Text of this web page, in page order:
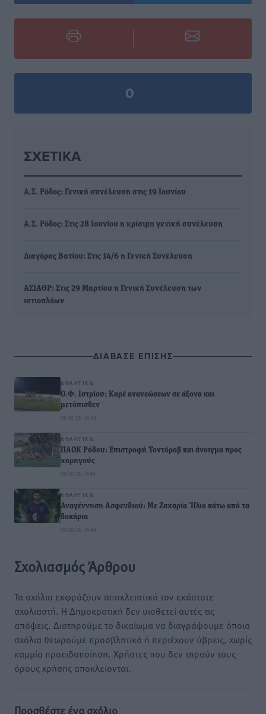
0
ΣΧΕΤΙΚΆ
Α.Σ. Ρόδος: Γενική συνέλευση στις 19 Ιουνίου
Α.Σ. Ρόδος: Στις 28 Ιουνίου η κρίσιμη γενική συνέλευση
Διαγόρας Βατίου: Στις 14/6 η Γενική Συνέλευση
ΑΣΙΑΘΡ: Στις 29 Μαρτίου η Γενική Συνέλευση των
ιστιοπλόων
ΔΙΑΒΑΣΕ ΕΠΙΣΗΣ
ΑΘΛΗΤΙΚΆ
Ο.Φ. Ιστρίου: Καρέ ανανεώσεων σε άξονα και
μετόπισθεν
05.08.26 · 18:34
ΑΘΛΗΤΙΚΆ
ΠΑΟΚ Ρόδου: Επιστροφή Τοντόροβ και άνοιγμα προς
χορηγούς
05.08.26 · 17:44
ΑΘΛΗΤΙΚΆ
Αναγέννηση Ασφενδιού: Με Ζαχαρία Ήλιο κάτω από τα
δοκάρια
05.08.26 · 16:44
Σχολιασμός Άρθρου
Τα σχόλια εκφράζουν αποκλειστικά τον εκάστοτε
σχολιαστή. Η Δημοκρατική δεν υιοθετεί αυτές τις
απόψεις. Διατηρούμε το δικαίωμα να διαγράψουμε όποια
σχόλια θεωρούμε προσβλητικά ή περιέχουν ύβρεις, χωρίς
καμμία προειδοποίηση. Χρήστες που δεν τηρούν τους
όρους χρήσης αποκλείονται.
Προσθέστε ένα σχόλιο